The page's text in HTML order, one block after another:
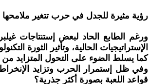
رؤية مثيرة للجدل في حرب تتغير ملامحها
ورغم الطابع الحاد لبعض إستنتاجات
الإستراتيجيات الحالية، وتأثير الثورة
كما يسلط الضوء على التحول المتزايد من
وفي ظل إستمرار الحرب وتزايد
قواعد اللعبة بصورة أكثر جذرية؟